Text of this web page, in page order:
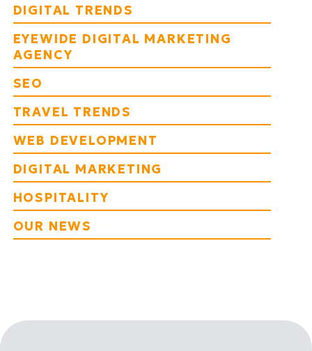
DIGITAL TRENDS
EYEWIDE DIGITAL MARKETING
AGENCY
SEO
TRAVEL TRENDS
WEB DEVELOPMENT
DIGITAL MARKETING
HOSPITALITY
OUR NEWS